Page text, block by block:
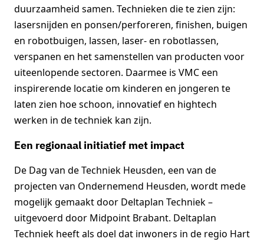
duurzaamheid samen. Technieken die te zien zijn:
lasersnijden en ponsen/perforeren, finishen, buigen
en robotbuigen, lassen, laser- en robotlassen,
verspanen en het samenstellen van producten voor
uiteenlopende sectoren. Daarmee is VMC een
inspirerende locatie om kinderen en jongeren te
laten zien hoe schoon, innovatief en hightech
werken in de techniek kan zijn.
Een regionaal initiatief met impact
De Dag van de Techniek Heusden, een van de
projecten van Ondernemend Heusden, wordt mede
mogelijk gemaakt door Deltaplan Techniek –
uitgevoerd door Midpoint Brabant. Deltaplan
Techniek heeft als doel dat inwoners in de regio Hart